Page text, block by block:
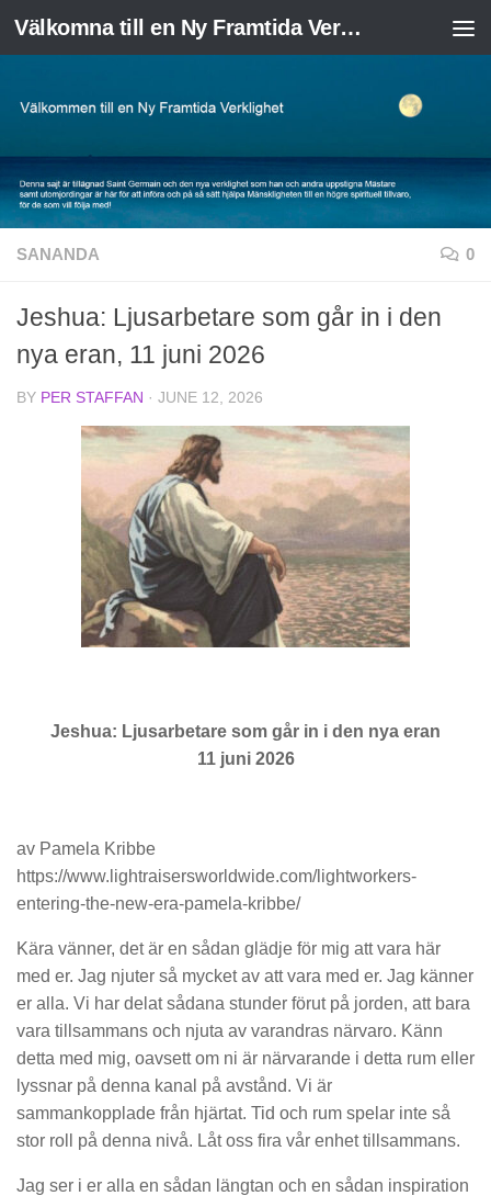
Skip to content Välkomna till en Ny Framtida Verklighet
SANANDA 0
Jeshua: Ljusarbetare som går in i den
nya eran, 11 juni 2026
BY PER STAFFAN · JUNE 12, 2026
Jeshua: Ljusarbetare som går in i den nya eran
11 juni 2026
av Pamela Kribbe
https://www.lightraisersworldwide.com/lightworkers-
entering-the-new-era-pamela-kribbe/
Kära vänner, det är en sådan glädje för mig att vara här
med er. Jag njuter så mycket av att vara med er. Jag känner
er alla. Vi har delat sådana stunder förut på jorden, att bara
vara tillsammans och njuta av varandras närvaro. Känn
detta med mig, oavsett om ni är närvarande i detta rum eller
lyssnar på denna kanal på avstånd. Vi är
sammankopplade från hjärtat. Tid och rum spelar inte så
stor roll på denna nivå. Låt oss fira vår enhet tillsammans.
Jag ser i er alla en sådan längtan och en sådan inspiration